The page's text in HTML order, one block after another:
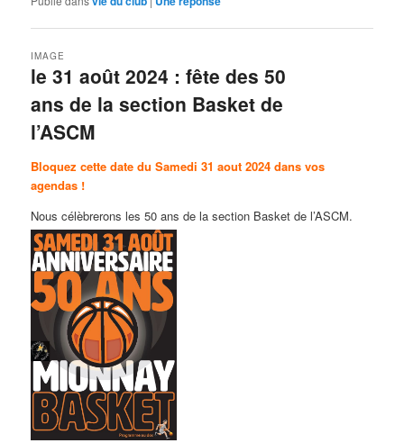
le 31 août 2024 : fête des 50
ans de la section Basket de
l’ASCM
IMAGE
Bloquez cette date du Samedi 31 aout 2024 dans vos
agendas !
Nous célèbrerons les 50 ans de la section Basket de l’ASCM.